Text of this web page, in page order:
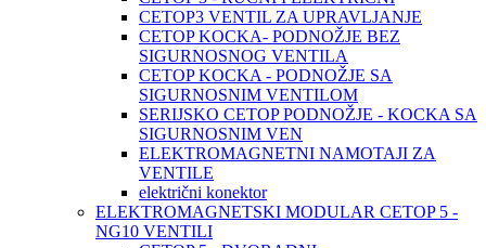
CETOP3 VENTIL ZA UPRAVLJANJE
CETOP KOCKA- PODNOŽJE BEZ
SIGURNOSNOG VENTILA
CETOP KOCKA - PODNOŽJE SA
SIGURNOSNIM VENTILOM
SERIJSKO CETOP PODNOŽJE - KOCKA SA
SIGURNOSNIM VEN
ELEKTROMAGNETNI NAMOTAJI ZA
VENTILE
električni konektor
ELEKTROMAGNETSKI MODULAR CETOP 5 -
NG10 VENTILI